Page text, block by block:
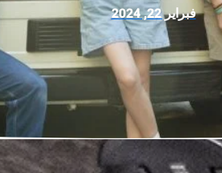
فبراير 22, 2024